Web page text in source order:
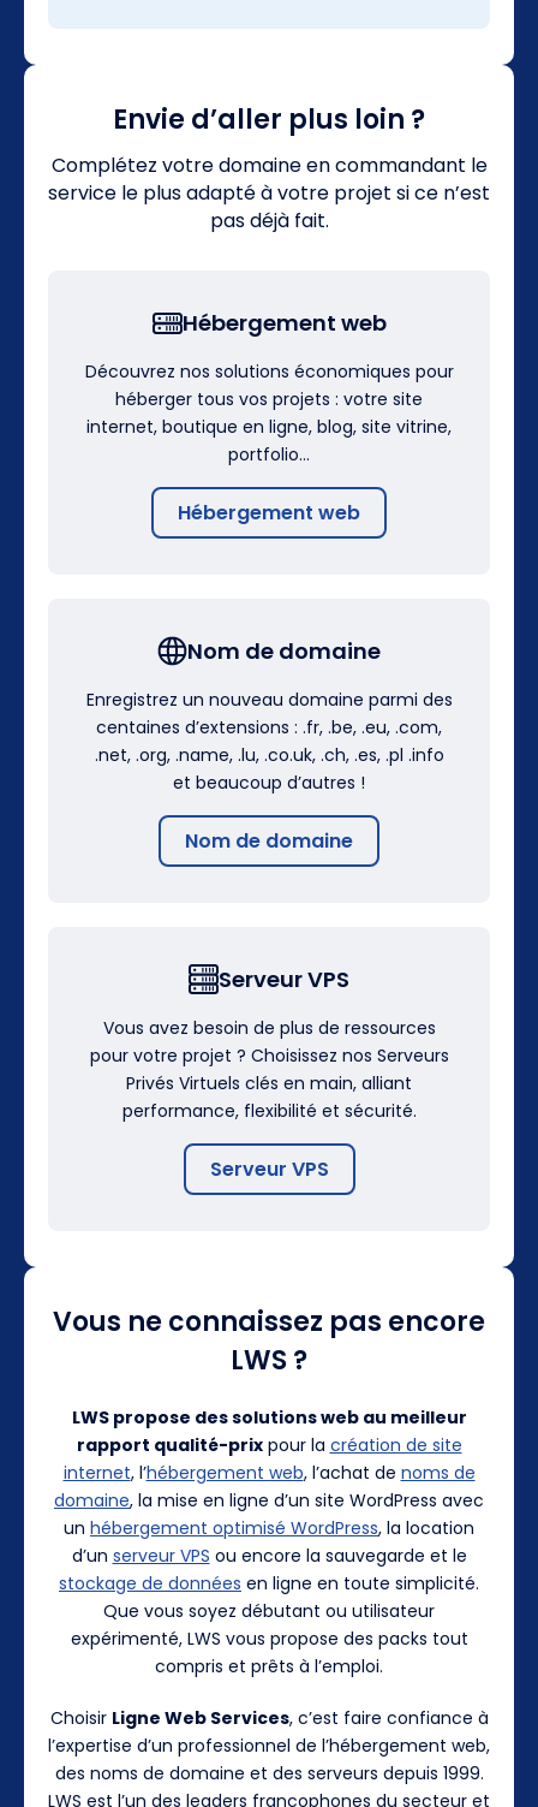
Envie d’aller plus loin ?
Complétez votre domaine en commandant le
service le plus adapté à votre projet si ce n’est
pas déjà fait.
Hébergement web
Découvrez nos solutions économiques pour
héberger tous vos projets : votre site
internet, boutique en ligne, blog, site vitrine,
portfolio…
Hébergement web
Nom de domaine
Enregistrez un nouveau domaine parmi des
centaines d’extensions : .fr, .be, .eu, .com,
.net, .org, .name, .lu, .co.uk, .ch, .es, .pl .info
et beaucoup d’autres !
Nom de domaine
Serveur VPS
Vous avez besoin de plus de ressources
pour votre projet ? Choisissez nos Serveurs
Privés Virtuels clés en main, alliant
performance, flexibilité et sécurité.
Serveur VPS
Vous ne connaissez pas encore
LWS ?
LWS propose des solutions web au meilleur
rapport qualité-prixpour la création de site
internet, l’hébergement web, l’achat de noms de
domaine, la mise en ligne d’un site WordPress avec
un hébergement optimisé WordPress, la location
d’un serveur VPS ou encore la sauvegarde et le
stockage de données en ligne en toute simplicité.
Que vous soyez débutant ou utilisateur
expérimenté, LWS vous propose des packs tout
compris et prêts à l’emploi.
Choisir Ligne Web Services, c’est faire confiance à
l’expertise d’un professionnel de l’hébergement web,
des noms de domaine et des serveurs depuis 1999.
LWS est l’un des leaders francophones du secteur et